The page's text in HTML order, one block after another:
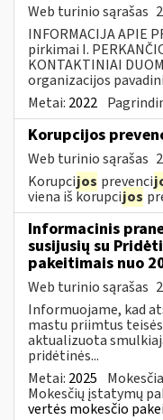
Web turinio sąrašas
INFORMACIJA APIE
pirkimai I.
KONTAKTINIAI
organizacijos
Metai: 2022
Korupcijos
Web turinio sąrašas
Korupcijos prevenci
viena iš korupcijos
Informacinis
susijusių su
pakeitimais nuo
Web turinio sąrašas
Informuojame, kad
mastu priimtus
aktualizuota
pridėtinės...
Metai: 2025
Mokesčių įstatymų
vertės mokesčio